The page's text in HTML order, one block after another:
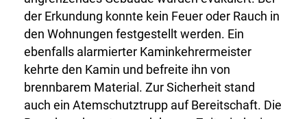
der Erkundung konnte kein Feuer oder Rauch in
den Wohnungen festgestellt werden. Ein
ebenfalls alarmierter Kaminkehrermeister
kehrte den Kamin und befreite ihn von
brennbarem Material. Zur Sicherheit stand
auch ein Atemschutztrupp auf Bereitschaft. Die